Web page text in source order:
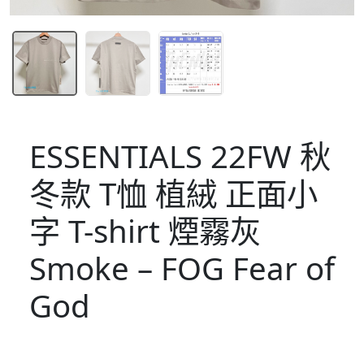
ESSENTIALS 22FW 秋
冬款 T恤 植絨 正面小
字 T-shirt 煙霧灰
Smoke – FOG Fear of
God